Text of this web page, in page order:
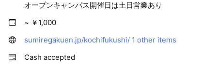
オープンキャンパス開催日は土日営業あり
~ ￥1,000
sumiregakuen.jp/kochifukushi/ 1 other items
Cash accepted